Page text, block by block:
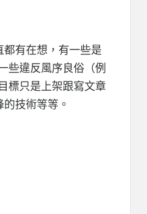
有在想，有一些是
些違反風序良俗（例
標只是上架跟寫文章
技術等等。